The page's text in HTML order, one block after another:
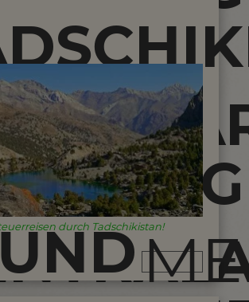
IM
-
durch Tadschikistan!